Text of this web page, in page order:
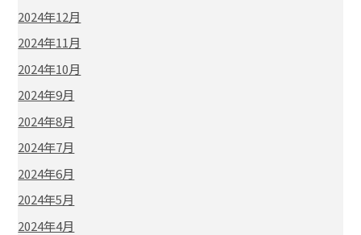
2024年12月
2024年11月
2024年10月
2024年9月
2024年8月
2024年7月
2024年6月
2024年5月
2024年4月